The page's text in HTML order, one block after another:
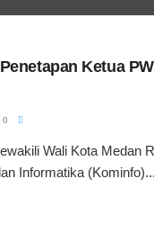
Ketua
0
Wali Kota Medan
Informatika (Kominfo)...